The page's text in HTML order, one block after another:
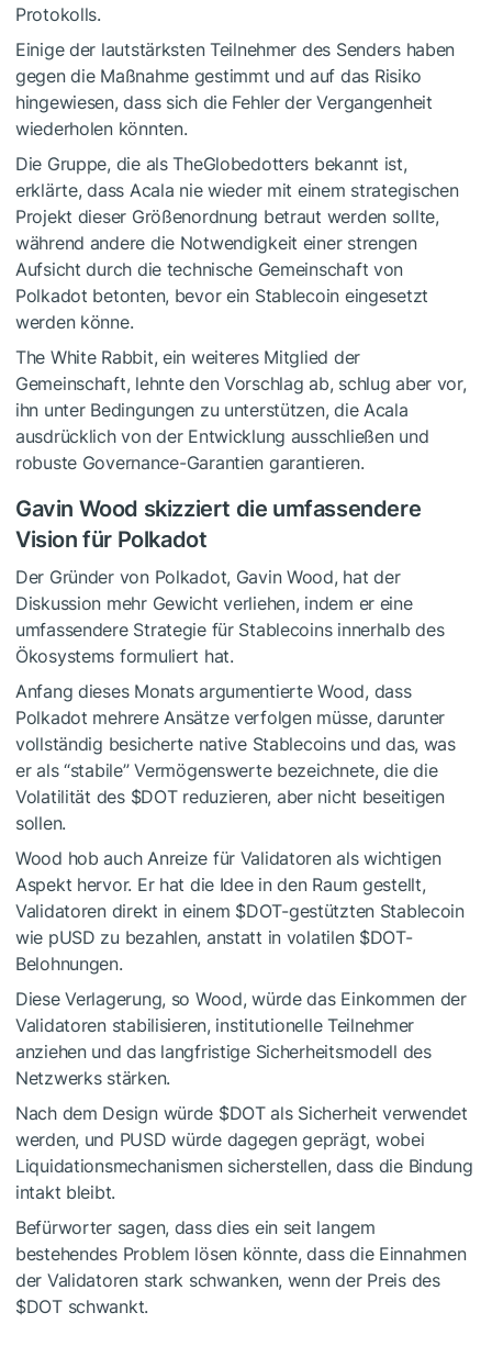
Protokolls.
Einige der lautstärksten Teilnehmer des Senders haben
gegen die Maßnahme gestimmt und auf das Risiko
hingewiesen, dass sich die Fehler der Vergangenheit
wiederholen könnten.
Die Gruppe, die als TheGlobedotters bekannt ist,
erklärte, dass Acala nie wieder mit einem strategischen
Projekt dieser Größenordnung betraut werden sollte,
während andere die Notwendigkeit einer strengen
Aufsicht durch die technische Gemeinschaft von
Polkadot betonten, bevor ein Stablecoin eingesetzt
werden könne.
The White Rabbit, ein weiteres Mitglied der
Gemeinschaft, lehnte den Vorschlag ab, schlug aber vor,
ihn unter Bedingungen zu unterstützen, die Acala
ausdrücklich von der Entwicklung ausschließen und
robuste Governance-Garantien garantieren.
Gavin Wood skizziert die umfassendere
Vision für Polkadot
Der Gründer von Polkadot, Gavin Wood, hat der
Diskussion mehr Gewicht verliehen, indem er eine
umfassendere Strategie für Stablecoins innerhalb des
Ökosystems formuliert hat.
Anfang dieses Monats argumentierte Wood, dass
Polkadot mehrere Ansätze verfolgen müsse, darunter
vollständig besicherte native Stablecoins und das, was
er als “stabile” Vermögenswerte bezeichnete, die die
Volatilität des $DOTreduzieren, aber nicht beseitigen
sollen.
Wood hob auch Anreize für Validatoren als wichtigen
Aspekt hervor. Er hat die Idee in den Raum gestellt,
Validatoren direkt in einem $DOT-gestützten Stablecoin
wie pUSD zu bezahlen, anstatt in volatilen $DOT-
Belohnungen.
Diese Verlagerung, so Wood, würde das Einkommen der
Validatoren stabilisieren, institutionelle Teilnehmer
anziehen und das langfristige Sicherheitsmodell des
Netzwerks stärken.
Nach dem Design würde $DOTals Sicherheit verwendet
werden, und PUSD würde dagegen geprägt, wobei
Liquidationsmechanismen sicherstellen, dass die Bindung
intakt bleibt.
Befürworter sagen, dass dies ein seit langem
bestehendes Problem lösen könnte, dass die Einnahmen
der Validatoren stark schwanken, wenn der Preis des
$DOTschwankt.